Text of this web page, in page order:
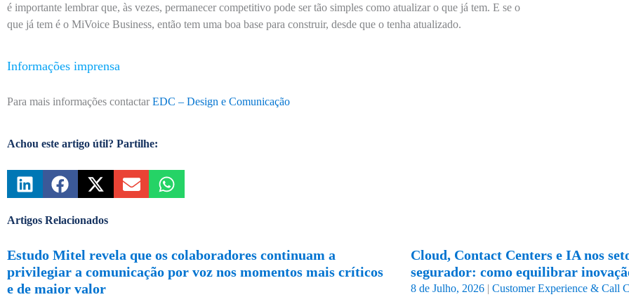
é importante lembrar que, às vezes, permanecer competitivo pode ser tão simples como atualizar o que já tem. E se o
que já tem é o MiVoice Business, então tem uma boa base para construir, desde que o tenha atualizado.
Informações imprensa
Para mais informações contactar EDC – Design e Comunicação
Achou este artigo útil? Partilhe:
Artigos Relacionados
Estudo Mitel revela que os colaboradores continuam a
privilegiar a comunicação por voz nos momentos mais críticos
e de maior valor
Cloud, Contact Centers e IA nos
segurador: como equilibrar
8 de Julho, 2026 | Customer Experience & Call